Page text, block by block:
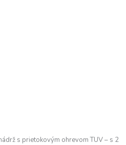
s prietokovým ohrevom TUV – s 2